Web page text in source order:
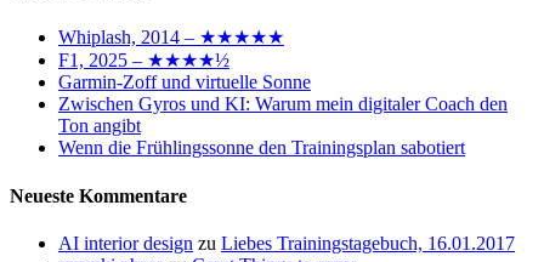
Whiplash, 2014 – ★★★★★
F1, 2025 – ★★★★½
Garmin-Zoff und virtuelle Sonne
Zwischen Gyros und KI: Warum mein digitaler Coach den
Ton angibt
Wenn die Frühlingssonne den Trainingsplan sabotiert
Neueste Kommentare
AI interior design zu Liebes Trainingstagebuch, 16.01.2017